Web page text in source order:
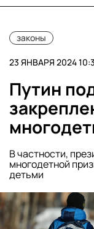
законы
23 ЯНВАРЯ 2024
Путин
В частности,
многодетной
детьми